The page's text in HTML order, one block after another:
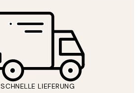
SCHNELLE LIEFERUNG